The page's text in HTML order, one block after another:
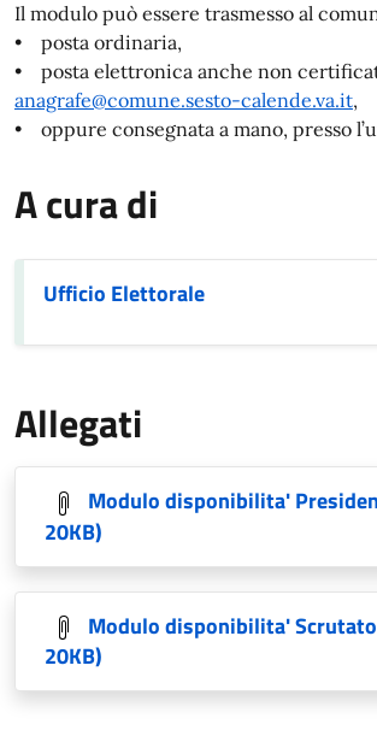
Il modulo può essere trasmesso al
• posta ordinaria,
• posta elettronica anche non
anagrafe@comune.sesto-calende.va.it,
• oppure consegnata a mano, presso
A cura di
Ufficio Elettorale
Allegati
Modulo disponibilita'
20KB)
Modulo disponibilita'
20KB)